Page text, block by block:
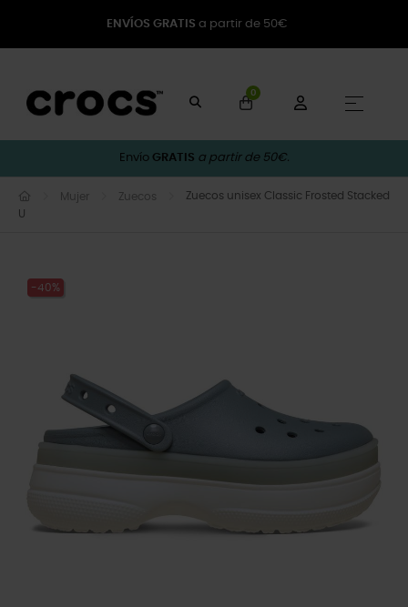
ENVÍOS GRATIS a partir de 50€
0
☰
Envío GRATIS a partir de 50€.
Mujer Zuecos
Zuecos unisex Classic Frosted Stacked
U
-40%